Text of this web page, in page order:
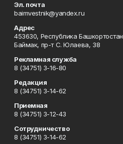
Эл. почта
baimvestnik@yandex.ru
Адрес
453630, Республика
Баймак, пр-т С. Юлаева, 38
Рекламная служба
8 (34751) 3-16-80
Редакция
8 (34751) 3-14-62
Приемная
8 (34751) 3-12-43
Сотрудничество
8 (34751) 3-14-62